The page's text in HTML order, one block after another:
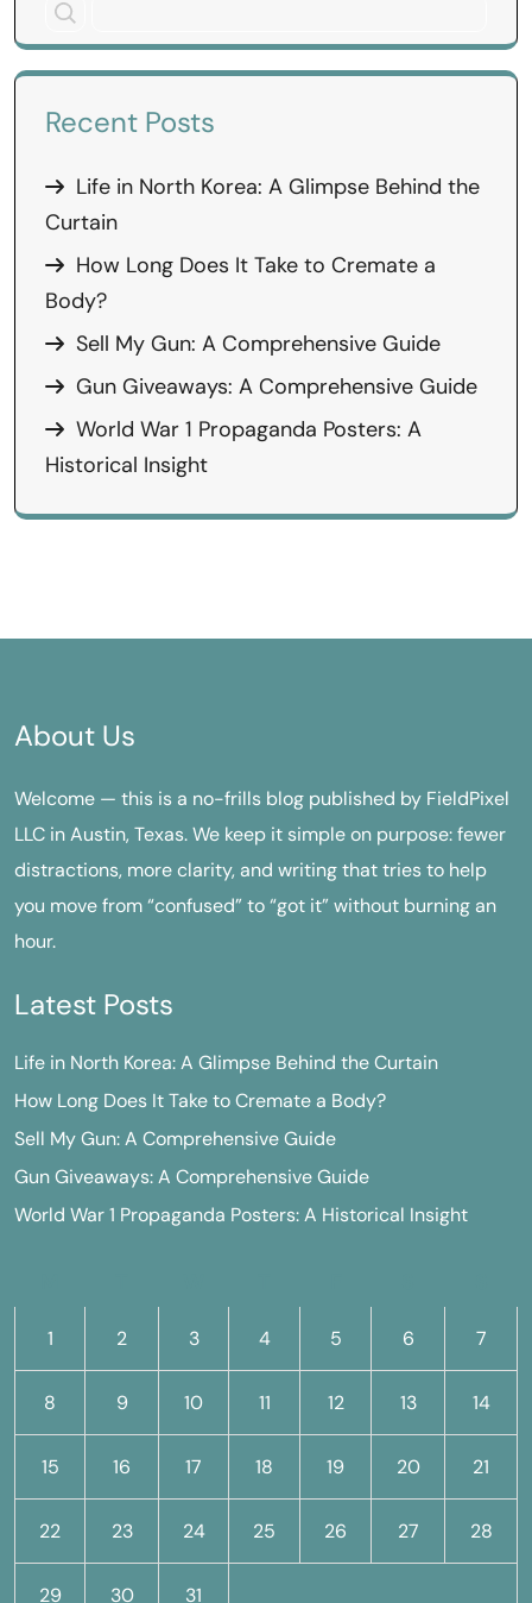
Recent Posts
Life in North Korea: A Glimpse Behind the
Curtain
How Long Does It Take to Cremate a
Body?
Sell My Gun: A Comprehensive Guide
Gun Giveaways: A Comprehensive Guide
World War 1 Propaganda Posters: A
Historical Insight
About Us
Welcome — this is a no-frills blog published by FieldPixel
LLC in Austin, Texas. We keep it simple on purpose: fewer
distractions, more clarity, and writing that tries to help
you move from “confused” to “got it” without burning an
hour.
Latest Posts
Life in North Korea: A Glimpse Behind the Curtain
How Long Does It Take to Cremate a Body?
Sell My Gun: A Comprehensive Guide
Gun Giveaways: A Comprehensive Guide
World War 1 Propaganda Posters: A Historical Insight
1 2 3 4 5 6 7
8 9 10 11 12 13 14
15 16 17 18 19 20 21
22 23 24 25 26 27 28
29 30 31